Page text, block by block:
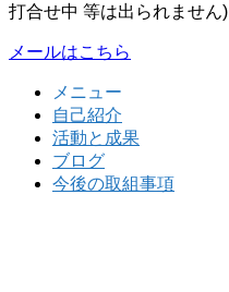
打合せ中 等は出られません)
メールはこちら
メニュー
自己紹介
活動と成果
ブログ
今後の取組事項